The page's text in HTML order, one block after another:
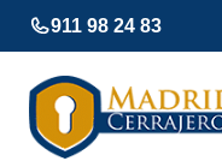
Saltar
al
contenido
911 98 24 83